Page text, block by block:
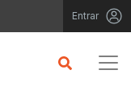
Entrar